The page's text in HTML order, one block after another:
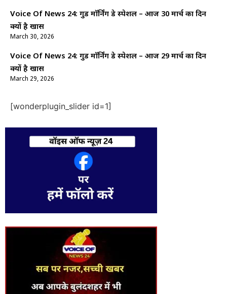
Voice Of News 24: गुड माॅर्निंग डे स्पेशल – आज 30 मार्च का दिन
क्यों है खास
March 30, 2026
Voice Of News 24: गुड माॅर्निंग डे स्पेशल – आज 29 मार्च का दिन
क्यों है खास
March 29, 2026
[wonderplugin_slider id=1]